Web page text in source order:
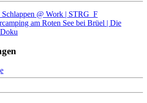
Schlappen @ Work | STRG_F
am Roten See bei Brüel | Die